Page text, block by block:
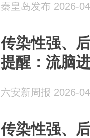
秦皇岛发布 2026-
传染性强、
提醒：流脑
六安新周报 2026-
传染性强、